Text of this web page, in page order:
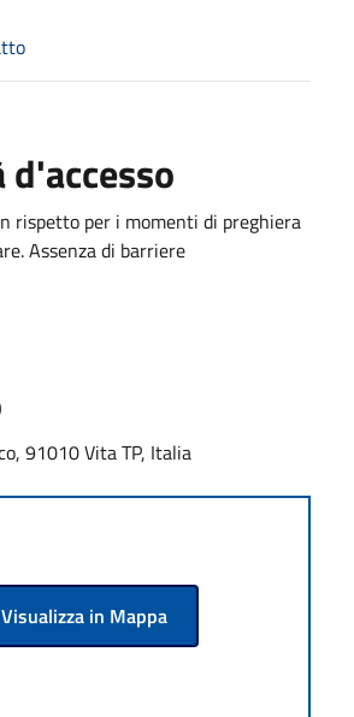
rispetto per i momenti di preghiera
Assenza di barriere
91010 Vita TP, Italia
Visualizza in Mappa